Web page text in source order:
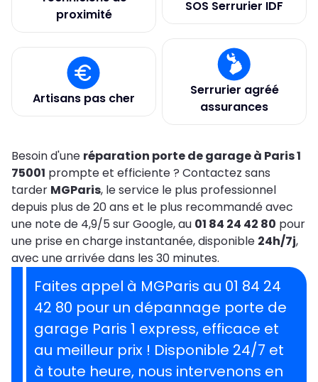
proximité
SOS Serrurier IDF
Artisans pas cher
Serrurier agréé
assurances
Besoin d'une réparation porte de garage à Paris 1
75001 prompte et efficiente ? Contactez sans
tarder MGParis, le service le plus professionnel
depuis plus de 20 ans et le plus recommandé avec
une note de 4,9/5 sur Google, au 01 84 24 42 80 pour
une prise en charge instantanée, disponible 24h/7j,
avec une arrivée dans les 30 minutes.
Faites appel à MGParis au 01 84 24
42 80 pour un dépannage porte de
garage Paris 1 express, efficace et
au meilleur prix ! Disponible 24/7 et
à toute heure, nous intervenons en